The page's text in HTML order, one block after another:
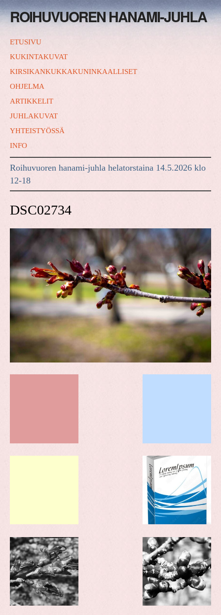
ROIHUVUOREN HANAMI-JUHLA
ETUSIVU
KUKINTAKUVAT
KIRSIKANKUKKAKUNINKAALLISET
OHJELMA
ARTIKKELIT
JUHLAKUVAT
YHTEISTYÖSSÄ
INFO
Roihuvuoren hanami-juhla helatorstaina 14.5.2026 klo
12-18
DSC02734